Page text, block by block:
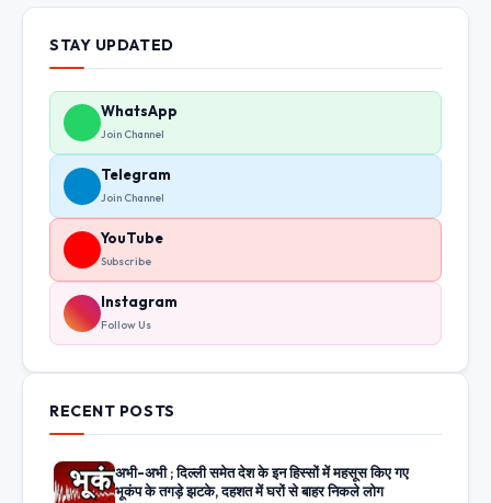
STAY UPDATED
WhatsApp
Join Channel
Telegram
Join Channel
YouTube
Subscribe
Instagram
Follow Us
RECENT POSTS
अभी-अभी ; दिल्ली समेत देश के इन हिस्सों में महसूस किए गए
भूकंप के तगड़े झटके, दहशत में घरों से बाहर निकले लोग